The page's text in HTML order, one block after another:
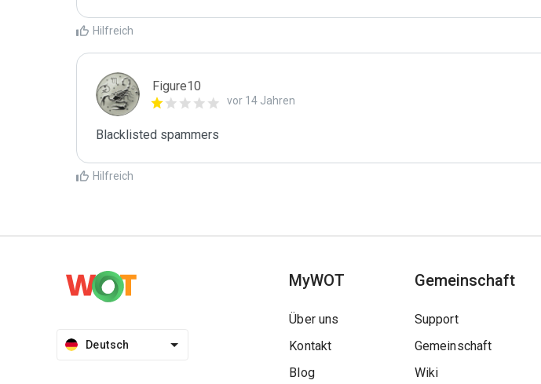
Hilfreich
Figure10
vor 14 Jahren
Blacklisted spammers
Hilfreich
Deutsch
MyWOT
Über uns
Kontakt
Blog
Gemeinschaft
Support
Gemeinschaft
Wiki